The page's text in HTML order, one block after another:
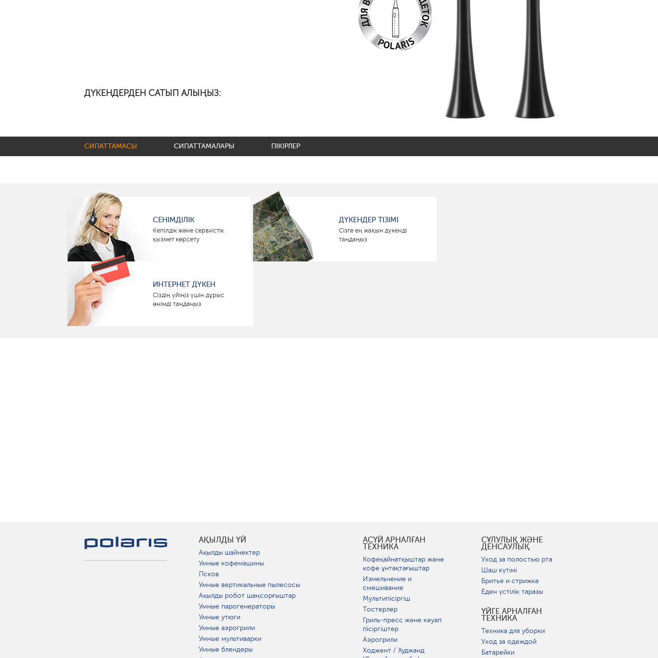
ДҮКЕНДЕРДЕН САТЫП АЛЫҢЫЗ:
СИПАТТАМАСЫ СИПАТТАМАЛАРЫ ПІКІРЛЕР
СЕНІМДІЛІК
Кепілдік және сервистік
қызмет көрсету
ДҮКЕНДЕР ТІЗІМІ
Сізге ең жақын дүкенді
таңдаңыз
ИНТЕРНЕТ ДҮКЕН
Сіздің үйіңіз үшін дұрыс
өнімді таңдаңыз
АҚЫЛДЫ ҮЙ
Ақылды шайнектер
Умные кофемашины
Псков
Умные вертикальные пылесосы
Ақылды робот шаңсорғыштар
Умные парогенераторы
Умные утюги
Умные аэрогрили
Умные мультиварки
Умные блендеры
АСҮЙ АРНАЛҒАН
ТЕХНИКА
Кофеқайнатқыштар және
кофе ұнтақтағыштар
Измельчение и
смешивание
Мультипісіргіш
Тостерлер
Гриль-пресс және кәуап
пісіргіштер
Аэрогрили
Ходжент / Худжанд
СҰЛУЛЫҚ ЖӘНЕ
ДЕНСАУЛЫҚ
Уход за полостью рта
Шаш күтімі
Бритье и стрижка
Еден үстілік таразы
ҮЙГЕ АРНАЛҒАН
ТЕХНИКА
Техника для уборки
Уход за одеждой
Батарейки